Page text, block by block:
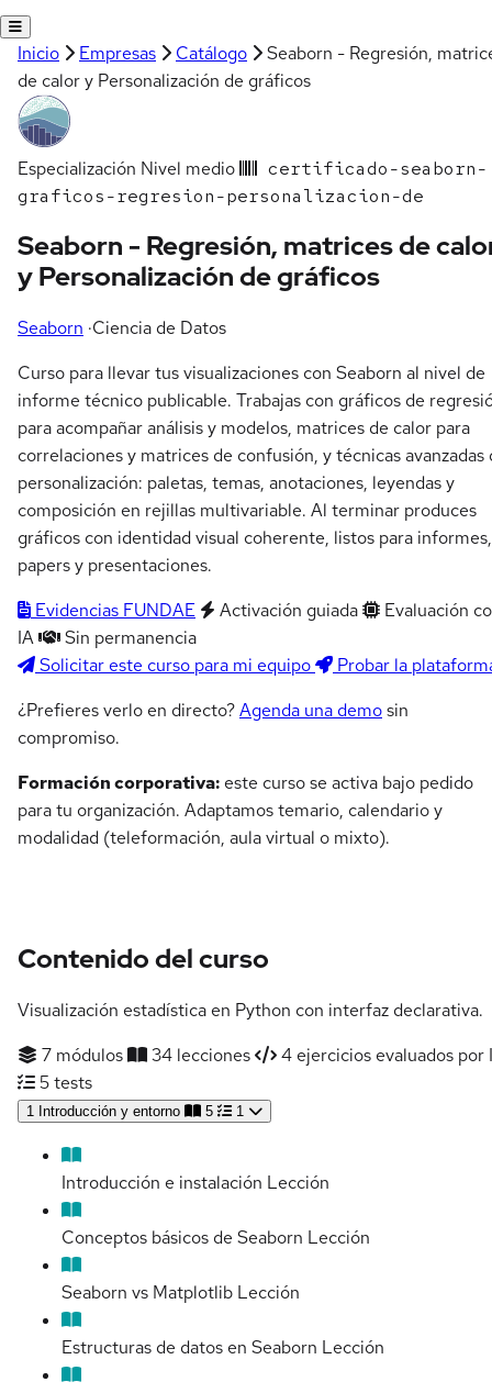
Inicio Empresas Catálogo
Seaborn - Regresión,
de calor y Personalización de gráficos
Especialización Nivel medio
certificado-seaborn-
graficos-regresion-personalizacion-de
Seaborn - Regresión, matrices de
y Personalización de gráficos
Seaborn ·Ciencia de Datos
Curso para llevar tus visualizaciones con Seaborn al nivel de
informe técnico publicable. Trabajas con gráficos de
para acompañar análisis y modelos, matrices de calor para
correlaciones y matrices de confusión, y técnicas avanzadas
personalización: paletas, temas, anotaciones, leyendas y
composición en rejillas multivariable. Al terminar produces
gráficos con identidad visual coherente, listos para informes,
papers y presentaciones.
Evidencias FUNDAE
Activación guiada
Evaluación
IA
Sin permanencia
Solicitar este curso para mi equipo
Probar la
¿Prefieres verlo en directo?Agenda una demosin
compromiso.
Formación corporativa: este curso se activa bajo pedido
para tu organización. Adaptamos temario, calendario y
modalidad (teleformación, aula virtual o mixto).
Contenido del curso
Visualización estadística en Python con interfaz declarativa.
7 módulos
34 lecciones
4 ejercicios evaluados por
5 tests
1 Introducción y entorno 5 1
Introducción e instalación Lección
Conceptos básicos de Seaborn Lección
Seaborn vs Matplotlib Lección
Estructuras de datos en Seaborn Lección